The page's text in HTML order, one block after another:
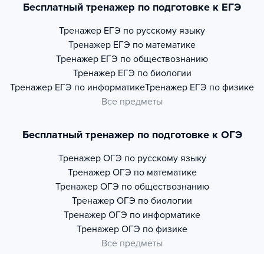
Бесплатный тренажер по подготовке к ЕГЭ
Тренажер ЕГЭ по русскому языку
Тренажер ЕГЭ по математике
Тренажер ЕГЭ по обществознанию
Тренажер ЕГЭ по биологии
Тренажер ЕГЭ по информатикеТренажер ЕГЭ по физике
Все предметы
Бесплатный тренажер по подготовке к ОГЭ
Тренажер ОГЭ по русскому языку
Тренажер ОГЭ по математике
Тренажер ОГЭ по обществознанию
Тренажер ОГЭ по биологии
Тренажер ОГЭ по информатике
Тренажер ОГЭ по физике
Все предметы